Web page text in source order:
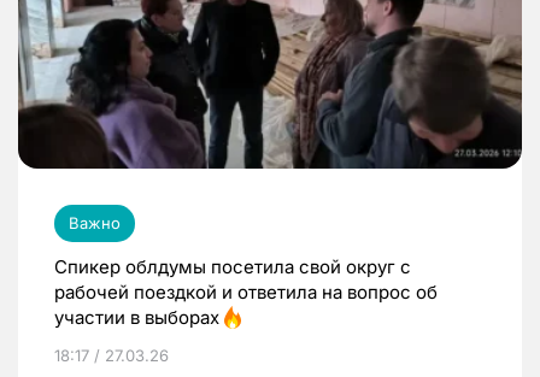
Важно
Спикер облдумы посетила свой округ с
рабочей поездкой и ответила на вопрос об
участии в выборах
18:17 / 27.03.26